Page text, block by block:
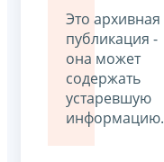
Это архивная
публикация -
она может
содержать
устаревшую
информацию.